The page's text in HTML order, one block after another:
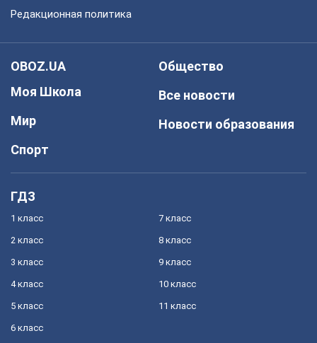
Редакционная политика
OBOZ.UA
Моя Школа
Мир
Спорт
Общество
Все новости
Новости образования
ГДЗ
1 класс
2 класс
3 класс
4 класс
5 класс
6 класс
7 класс
8 класс
9 класс
10 класс
11 класс